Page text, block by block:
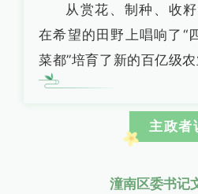
从赏花、制种、收
在希望的田野上唱响了“
菜都”培育了新的百亿级农
主政者
潼南区委书记